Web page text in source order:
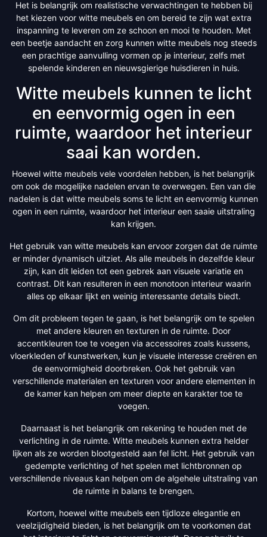
Het is belangrijk om realistische verwachtingen te hebben bij
het kiezen voor witte meubels en om bereid te zijn wat extra
inspanning te leveren om ze schoon en mooi te houden. Met
een beetje aandacht en zorg kunnen witte meubels nog steeds
een prachtige aanvulling vormen op je interieur, zelfs met
spelende kinderen en nieuwsgierige huisdieren in huis.
Witte meubels kunnen te licht
en eenvormig ogen in een
ruimte, waardoor het interieur
saai kan worden.
Hoewel witte meubels vele voordelen hebben, is het belangrijk
om ook de mogelijke nadelen ervan te overwegen. Een van die
nadelen is dat witte meubels soms te licht en eenvormig kunnen
ogen in een ruimte, waardoor het interieur een saaie uitstraling
kan krijgen.
Het gebruik van witte meubels kan ervoor zorgen dat de ruimte
er minder dynamisch uitziet. Als alle meubels in dezelfde kleur
zijn, kan dit leiden tot een gebrek aan visuele variatie en
contrast. Dit kan resulteren in een monotoon interieur waarin
alles op elkaar lijkt en weinig interessante details biedt.
Om dit probleem tegen te gaan, is het belangrijk om te spelen
met andere kleuren en texturen in de ruimte. Door
accentkleuren toe te voegen via accessoires zoals kussens,
vloerkleden of kunstwerken, kun je visuele interesse creëren en
de eenvormigheid doorbreken. Ook het gebruik van
verschillende materialen en texturen voor andere elementen in
de kamer kan helpen om meer diepte en karakter toe te
voegen.
Daarnaast is het belangrijk om rekening te houden met de
verlichting in de ruimte. Witte meubels kunnen extra helder
lijken als ze worden blootgesteld aan fel licht. Het gebruik van
gedempte verlichting of het spelen met lichtbronnen op
verschillende niveaus kan helpen om de algehele uitstraling van
de ruimte in balans te brengen.
Kortom, hoewel witte meubels een tijdloze elegantie en
veelzijdigheid bieden, is het belangrijk om te voorkomen dat